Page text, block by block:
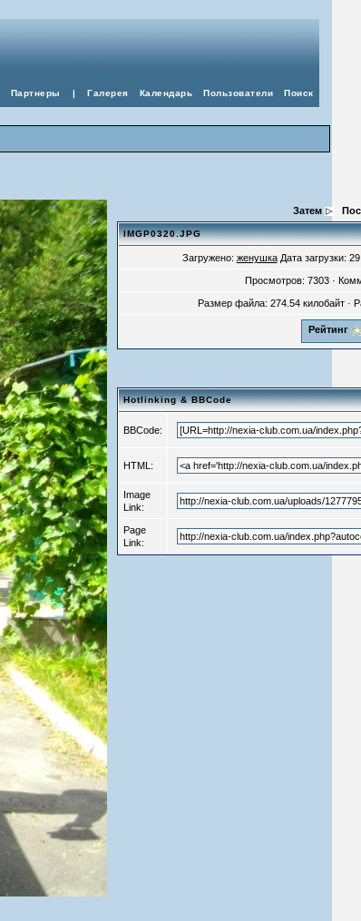
Поиск
Пользователи
Календарь
Галерея
|
Партнеры
Затем
IMGP0320.JPG
Загружено: женушкаДата загрузки:
Просмотров: 7303 ·
Размер файла: 274.54 килобайт ·
Рейтинг
Hotlinking & BBCode
BBCode:
HTML:
Image
Link:
Page
Link: